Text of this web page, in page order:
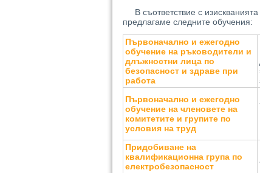
В съответствие с
предлагаме следните обучения:
Първоначално и ежегодно
обучение на ръководители и
длъжностни лица по
безопасност и здраве при
работа
Първоначално и ежегодно
обучение на членовете на
комитетите и групите по
условия на труд
Придобиване на
квалификационна група по
електробезопасност